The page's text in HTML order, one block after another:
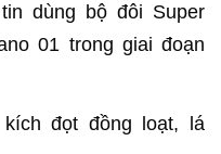
dùng bộ đôi Super
01 trong giai đoạn
đọt đồng loạt, lá